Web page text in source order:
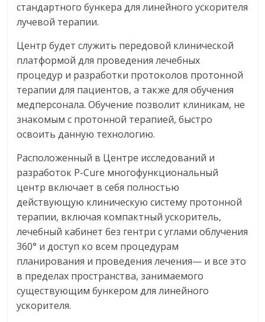
стандартного бункера для линейного ускорителя
лучевой терапии.
Центр будет служить передовой клинической
платформой для проведения лечебных
процедур и разработки протоколов протонной
терапии для пациентов, а также для обучения
медперсонала. Обучение позволит клиникам, не
знакомым с протонной терапией, быстро
освоить данную технологию.
Расположенный в Центре исследований и
разработок P-Cure многофункциональный
центр включает в себя полностью
действующую клиническую систему протонной
терапии, включая компактный ускоритель,
лечебный кабинет без гентри с углами облучения
360° и доступ ко всем процедурам
планирования и проведения лечения— и все это
в пределах пространства, занимаемого
существующим бункером для линейного
ускорителя.